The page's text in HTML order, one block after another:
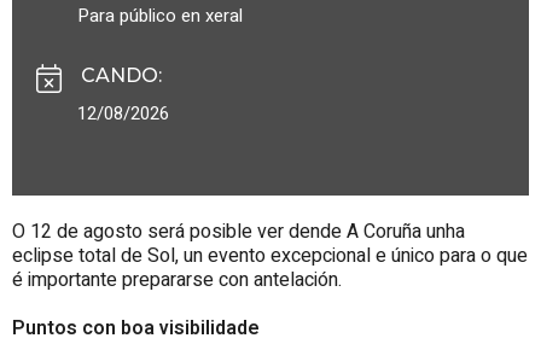
Para público en xeral
CANDO:
12/08/2026
O 12 de agosto será posible ver dende A Coruña unha
eclipse total de Sol, un evento excepcional e único para o que
é importante prepararse con antelación.
Puntos con boa visibilidade